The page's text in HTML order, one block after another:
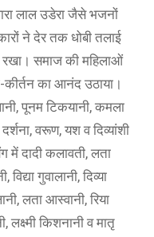
लाल उडेरा जैसे भजनों
ने देर तक धोबी तलाई
समाज की महिलाओं
का आनंद उठाया।
पूनम टिकयानी, कमला
वरूण, यश व दिव्यांशी
में दादी कलावती, लता
गुवालानी, दिव्या
लता आस्वानी, रिया
लक्ष्मी किशनानी व मातृ